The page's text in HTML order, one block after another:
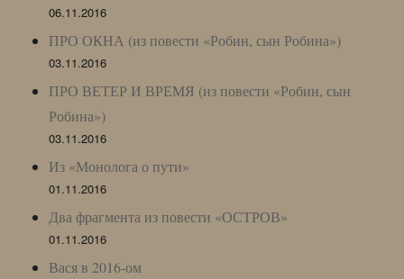
06.11.2016
ПРО ОКНА (из повести «Робин, сын Робина»)
03.11.2016
ПРО ВЕТЕР И ВРЕМЯ (из повести «Робин, сын
Робина»)
03.11.2016
Из «Монолога о пути»
01.11.2016
Два фрагмента из повести «ОСТРОВ»
01.11.2016
Вася в 2016-ом